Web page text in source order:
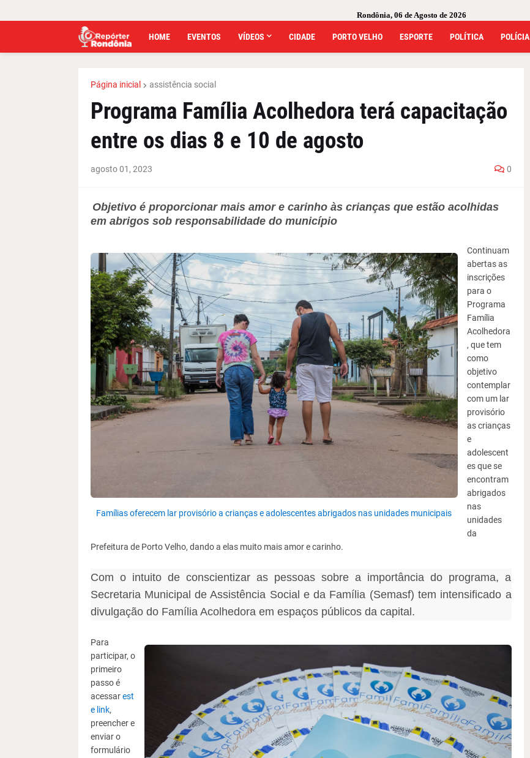
Rondônia, 06 de Agosto de 2026
HOME EVENTOS VÍDEOS CIDADE PORTO VELHO ESPORTE POLÍTICA POLÍCIA
Página inicial assistência social
Programa Família Acolhedora terá capacitação
entre os dias 8 e 10 de agosto
agosto 01, 2023 0
Objetivo é proporcionar mais amor e carinho às crianças que estão acolhidas
em abrigos sob responsabilidade do município
Famílias oferecem lar provisório a crianças e adolescentes abrigados nas unidades municipais
Continuam
abertas as
inscrições
para o
Programa
Família
Acolhedora
, que tem
como
objetivo
contemplar
com um lar
provisório
as crianças
e
adolescent
es que se
encontram
abrigados
nas
unidades
da
Prefeitura de Porto Velho, dando a elas muito mais amor e carinho.
Com o intuito de conscientizar as pessoas sobre a importância do programa, a
Secretaria Municipal de Assistência Social e da Família (Semasf) tem intensificado a
divulgação do Família Acolhedora em espaços públicos da capital.
Para
participar, o
primeiro
passo é
acessarest
e link,
preencher e
enviar o
formulário